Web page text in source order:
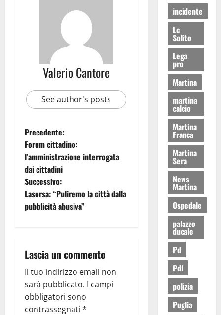
Valerio Cantore
See author's posts
Precedente:
Forum cittadino:
l’amministrazione interrogata
dai cittadini
Successivo:
Lasorsa: “Puliremo la città dalla
pubblicità abusiva”
Lascia un commento
Il tuo indirizzo email non
sarà pubblicato. I campi
obbligatori sono
contrassegnati *
incidente
Lc
Solito
Lega
pro
Martina
martina
calcio
Martina
Franca
Martina
Sera
News
Martina
Ospedale
palazzo
ducale
Pd
Pdl
polizia
Puglia